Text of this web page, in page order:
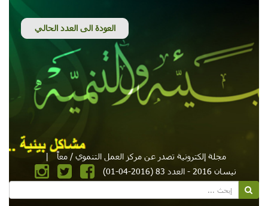
مجلة إلكترونية تصدر عن مركز العمل التنموي / معاً
|
نيسان 2016 - العدد 83 (2016-04-01)